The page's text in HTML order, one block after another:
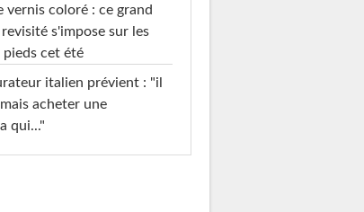
vernis coloré : ce grand
s'impose sur les
pieds cet été
italien prévient : "il
acheter une
qui..."